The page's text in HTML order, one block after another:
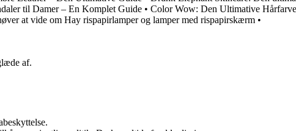
til Damer – En Komplet Guide • Color Wow: Den Ultimative
at vide om Hay rispapirlamper og lamper med rispapirskærm •
af.